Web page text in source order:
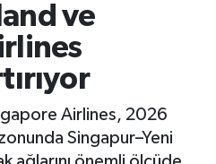
ve
Airlines, 2026
Singapur–Yeni